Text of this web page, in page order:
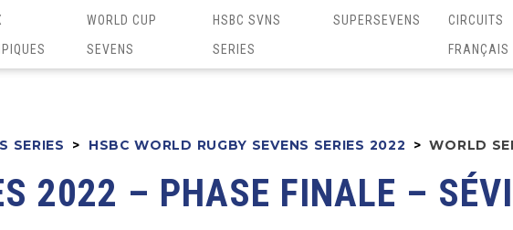
WORLD CUP
SEVENS
HSBC SVNS
SERIES
SUPERSEVENS
CIRCUITS
FRANÇAIS
SERIES > HSBC WORLD RUGBY SEVENS SERIES 2022 > WORLD
2022 – PHASE FINALE –